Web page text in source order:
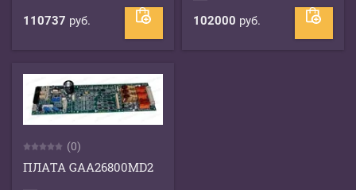
110737 руб. 102000 руб.
(0)
ПЛАТА GAA26800MD2